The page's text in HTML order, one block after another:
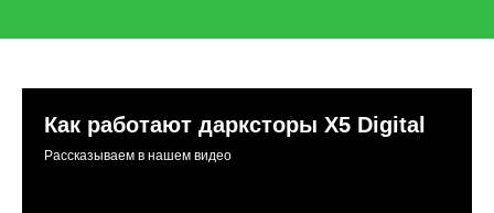
Как работают дарксторы Х5 Digital
Рассказываем в нашем видео